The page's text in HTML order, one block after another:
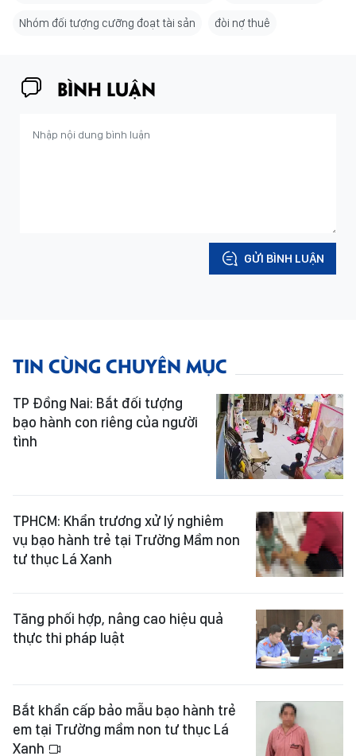
Nhóm đối tượng cưỡng đoạt tài sản đòi nợ thuê
BÌNH LUẬN
GỬI BÌNH LUẬN
TIN CÙNG CHUYÊN MỤC
TP Đồng Nai: Bắt đối tượng
bạo hành con riêng của người
tình
TPHCM: Khẩn trương xử lý nghiêm
vụ bạo hành trẻ tại Trường Mầm non
tư thục Lá Xanh
Tăng phối hợp, nâng cao hiệu quả
thực thi pháp luật
Bắt khẩn cấp bảo mẫu bạo hành trẻ
em tại Trường mầm non tư thục Lá
Xanh